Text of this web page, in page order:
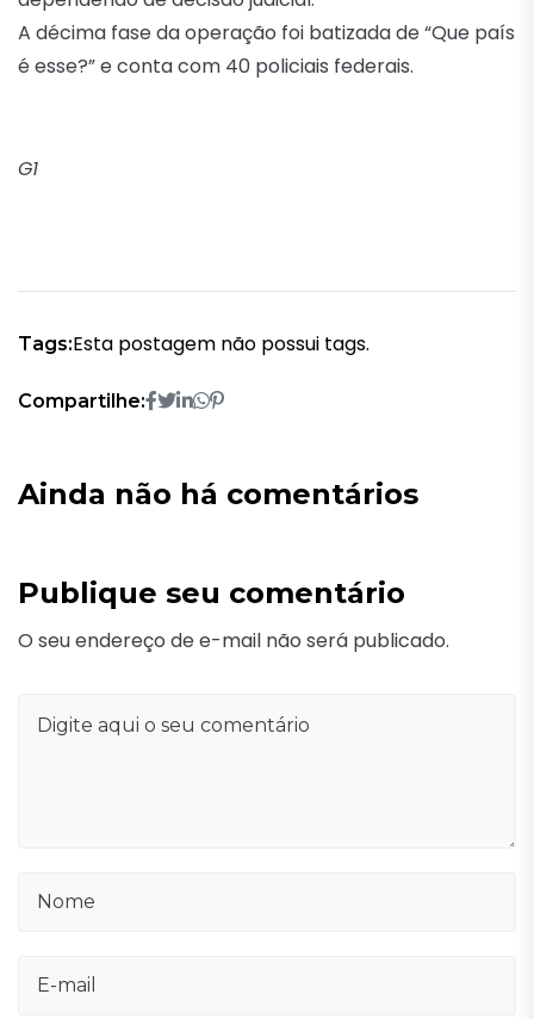
A décima fase da operação foi batizada de “Que país
é esse?” e conta com 40 policiais federais.
G1
Tags:Esta postagem não possui tags.
Compartilhe:
Ainda não há comentários
Publique seu comentário
O seu endereço de e-mail não será publicado.